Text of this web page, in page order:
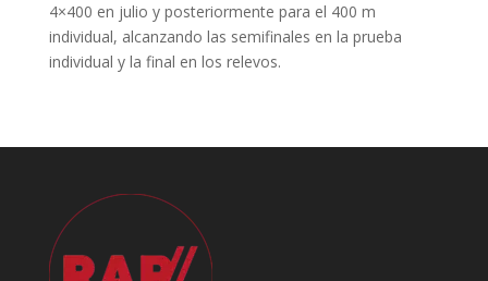
4×400 en julio y posteriormente para el 400 m
individual, alcanzando las semifinales en la prueba
individual y la final en los relevos.